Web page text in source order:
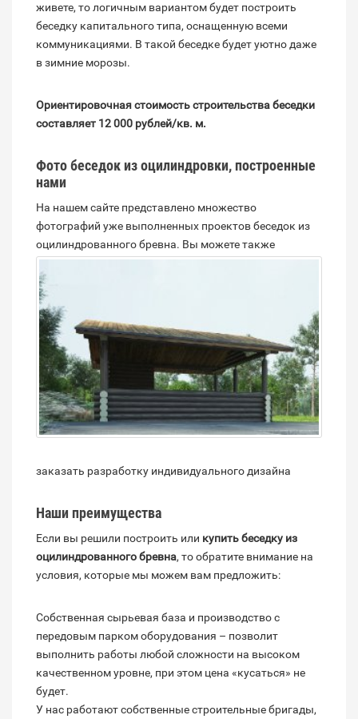
живете, то логичным вариантом будет построить
беседку капитального типа, оснащенную всеми
коммуникациями. В такой беседке будет уютно даже
в зимние морозы.
Ориентировочная стоимость строительства беседки
составляет 12 000 рублей/кв. м.
Фото беседок из оцилиндровки, построенные
нами
На нашем сайте представлено множество
фотографий уже выполненных проектов беседок из
оцилиндрованного бревна. Вы можете также
заказать разработку индивидуального дизайна
Наши преимущества
Если вы решили построить или купить беседку из
оцилиндрованного бревна, то обратите внимание на
условия, которые мы можем вам предложить:
Собственная сырьевая база и производство с
передовым парком оборудования – позволит
выполнить работы любой сложности на высоком
качественном уровне, при этом цена «кусаться» не
будет.
У нас работают собственные строительные бригады,